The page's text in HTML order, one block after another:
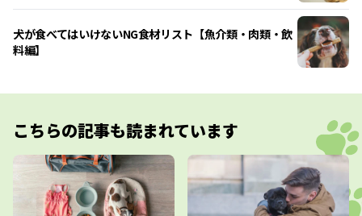
犬が食べてはいけないNG食材リスト【魚介類・肉類・飲
料編】
こちらの記事も読まれています